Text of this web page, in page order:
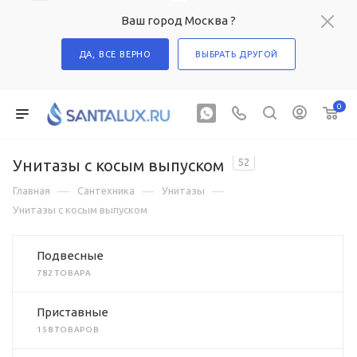
Ваш город Москва ?
ДА, ВСЕ ВЕРНО ВЫБРАТЬ ДРУГОЙ
0
Унитазы с косым выпуском 52
Главная — Сантехника — Унитазы —
Унитазы с косым выпуском
Подвесные
782 ТОВАРА
Приставные
158 ТОВАРОВ